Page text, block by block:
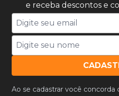
e receba descontos e
Ao se cadastrar você concorda